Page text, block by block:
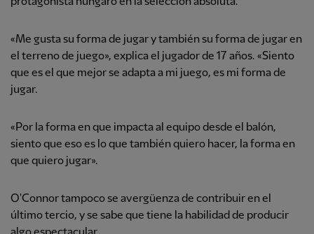
«Me gusta su forma de jugar y también su forma de jugar en
el terreno de juego», explica el jugador de 17 años. «Siento
que es el que mejor se adapta a mi juego, es mi forma de
jugar.
«Por la forma en que impacta al equipo desde el balón,
siento que eso es lo que también quiero hacer, la forma en
que quiero jugar».
O'Connor tampoco se avergüenza de contribuir en el
último tercio, y se sabe que tiene la habilidad de producir